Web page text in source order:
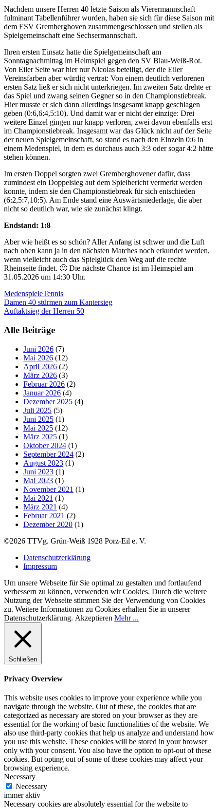
Nachdem unsere Herren 40 letzte Saison als Vierermannschaft
fulminant Tabellenführer wurden, haben sie sich für diese Saison mit
dem ESV Gremberghoven zusammengeschlossen und stellen als
Spielgemeinschaft eine Sechsermannschaft.
Ihren ersten Einsatz hatte die Spielgemeinschaft am
Sonntagnachmittag im Heimspiel gegen den SV Blau-Weiß-Rot.
Von Eiler Seite war hier nur Nicolas beteiligt, der die Eiler
Vereinsfarben aber würdig vertrat: Von einem deutlich verlorenen
ersten Satz ließ er sich nicht unterkriegen. Im zweiten Satz drehte er
das Spiel und zwang seinen Gegner so in den Championstiebreak.
Hier musste er sich dann allerdings insgesamt knapp geschlagen
geben (0:6,6:4,5:10). Und damit war er nicht der einzige: Drei
weitere Einzel gingen nur knapp verloren, zwei davon ebenfalls erst
im Championstiebreak. Insgesamt war das Glück nicht auf der Seite
der neuen Spielgemeinschaft, so stand es nach den Einzeln 0:6 in
einem Medenspiel, in dem es durchaus auch 3:3 oder sogar 4:2 hätte
stehen können.
Im ersten Doppel sorgten zwei Gremberghovener dafür, dass
zumindest ein Doppelsieg auf dem Spielbericht vermerkt werden
konnte, indem sie den Championstiebreak für sich entschieden
(6:2,5:7,10:5). Am Ende stand eine Auswärtsniederlage, die aber
nicht so deutlich war, wie sie zunächst klingt.
Endstand: 1:8
Aber wie heißt es so schön? Aller Anfang ist schwer und die Luft
nach oben kann ja in den nächsten Matches noch erkundet werden,
wenn vielleicht auch das Spielglück den Weg auf die rechte
Rheinseite findet. 🙂 Die nächste Chance ist im Heimspiel am
31.05.2026 um 14:30 Uhr.
MedenspieleTennis
Beitragsnavigation
Damen 40 stürmen zum Kantersieg
Auftaktsieg der Herren 50
Alle Beiträge
Juni 2026 (7)
Mai 2026 (12)
April 2026 (2)
März 2026 (3)
Februar 2026 (2)
Januar 2026 (4)
Dezember 2025 (4)
Juli 2025 (5)
Juni 2025 (1)
Mai 2025 (12)
März 2025 (1)
Oktober 2024 (1)
September 2024 (2)
August 2023 (1)
Juni 2023 (1)
Mai 2023 (1)
November 2021 (1)
Mai 2021 (1)
März 2021 (4)
Februar 2021 (2)
Dezember 2020 (1)
©2026 TTVg. Grün-Weiß 1928 Porz-Eil e. V.
Datenschutzerklärung
Impressum
Um unsere Webseite für Sie optimal zu gestalten und fortlaufend
verbessern zu können, verwenden wir Cookies. Durch die weitere
Nutzung der Webseite stimmen Sie der Verwendung von Cookies
zu. Weitere Informationen zu Cookies erhalten Sie in unserer
Datenschutzerklärung. Akzeptieren Mehr ...
Schließen
Privacy Overview
This website uses cookies to improve your experience while you
navigate through the website. Out of these, the cookies that are
categorized as necessary are stored on your browser as they are
essential for the working of basic functionalities of the website. We
also use third-party cookies that help us analyze and understand how
you use this website. These cookies will be stored in your browser
only with your consent. You also have the option to opt-out of these
cookies. But opting out of some of these cookies may affect your
browsing experience.
Necessary
Necessary
immer aktiv
Necessary cookies are absolutely essential for the website to